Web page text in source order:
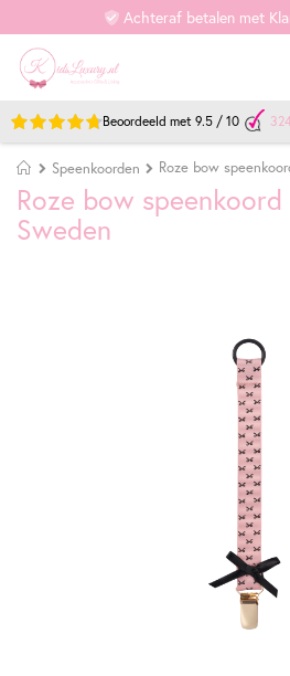
Achteraf betalen met
Beoordeeld met 9.5 / 10
Home
Speenkoorden Roze bow
Roze bow
Sweden